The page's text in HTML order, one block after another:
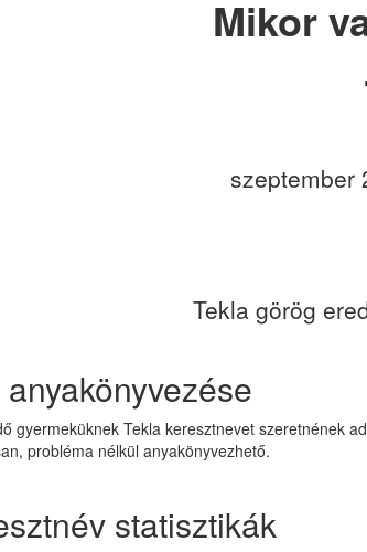
Mikor
szeptember
Tekla görög
gyermeküknek Tekla keresztnevet szeretnének
probléma nélkül anyakönyvezhető.
statisztikák